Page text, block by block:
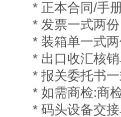
* 正本合同/手
* 发票一式两
* 装箱单一式
* 出口收汇核
* 报关委托书
* 如需商检:商
* 码头设备交